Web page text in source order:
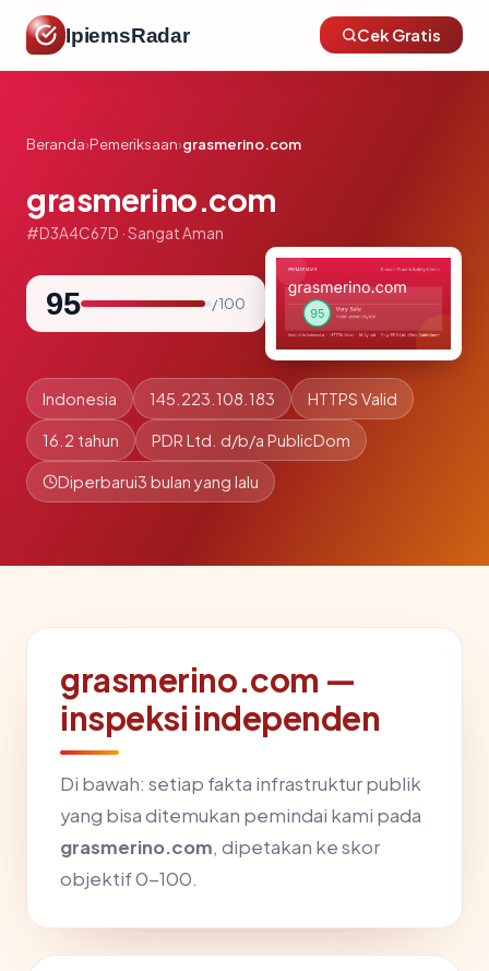
IpiemsRadar Cek Gratis
Beranda›Pemeriksaan›grasmerino.com
grasmerino.com
#D3A4C67D · Sangat Aman
95 / 100
Indonesia 145.223.108.183 HTTPS Valid
16.2 tahun PDR Ltd. d/b/a PublicDom
Diperbarui3 bulan yang lalu
grasmerino.com —
inspeksi independen
Di bawah: setiap fakta infrastruktur publik
yang bisa ditemukan pemindai kami pada
grasmerino.com, dipetakan ke skor
objektif 0-100.